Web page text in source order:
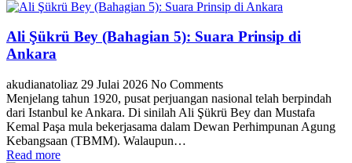
Ali Şükrü Bey (Bahagian 5): Suara Prinsip di
Ankara
akudianatoliaz 29 Julai 2026 No Comments
Menjelang tahun 1920, pusat perjuangan nasional telah berpindah
dari Istanbul ke Ankara. Di sinilah Ali Şükrü Bey dan Mustafa
Kemal Paşa mula bekerjasama dalam Dewan Perhimpunan Agung
Kebangsaan (TBMM). Walaupun…
Read more